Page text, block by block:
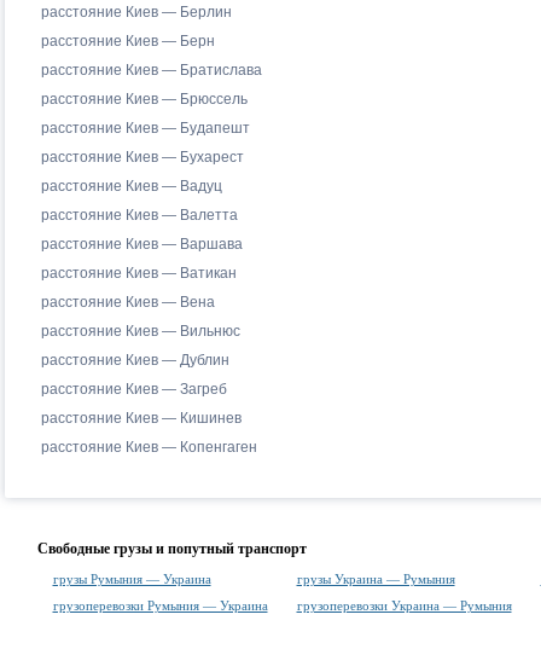
расстояние Киев — Берлин
расстояние Киев — Берн
расстояние Киев — Братислава
расстояние Киев — Брюссель
расстояние Киев — Будапешт
расстояние Киев — Бухарест
расстояние Киев — Вадуц
расстояние Киев — Валетта
расстояние Киев — Варшава
расстояние Киев — Ватикан
расстояние Киев — Вена
расстояние Киев — Вильнюс
расстояние Киев — Дублин
расстояние Киев — Загреб
расстояние Киев — Кишинев
расстояние Киев — Копенгаген
Свободные грузы и попутный транспорт
грузы Румыния — Украина грузы Украина — Румыния
грузоперевозки Румыния — Украина
грузоперевозки Украина — Румыния